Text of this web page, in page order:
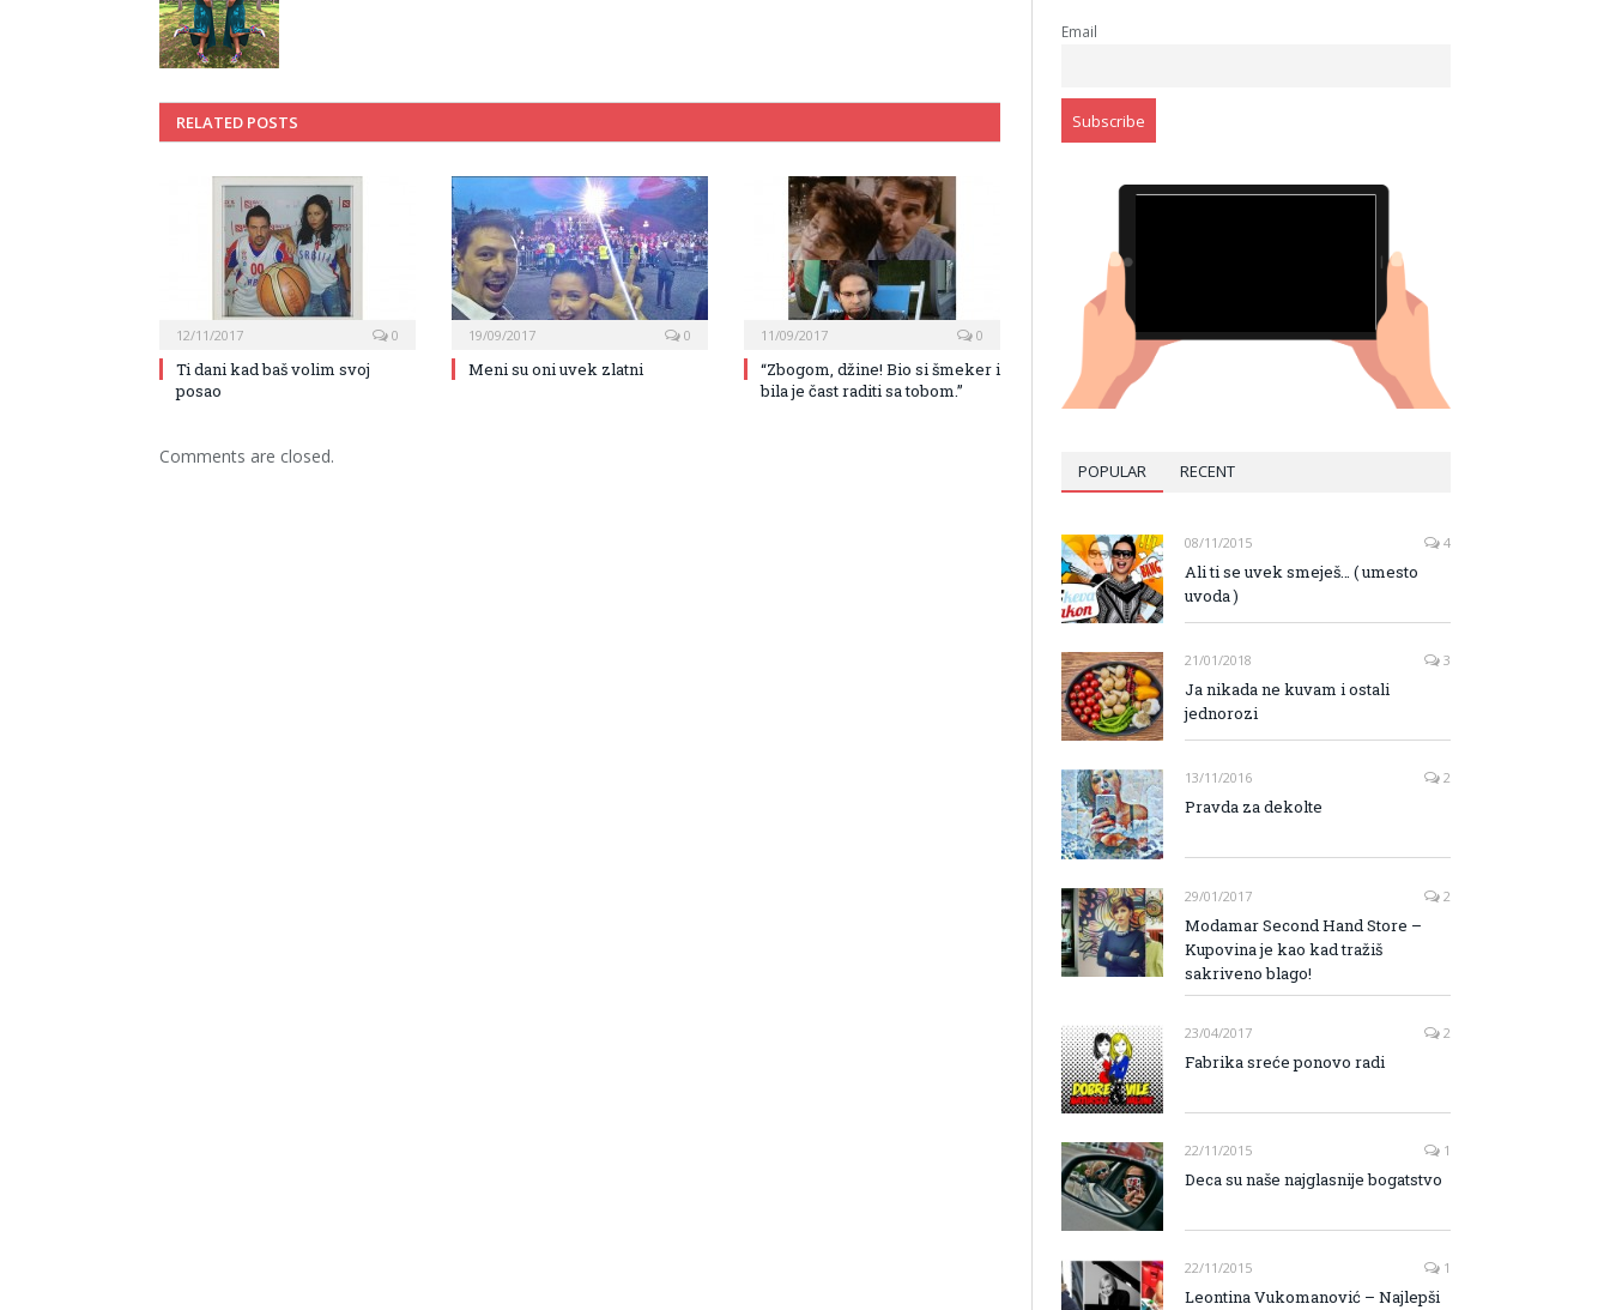
RELATED POSTS
12/11/2017 0
Ti dani kad baš volim svoj
posao
19/09/2017 0
Meni su oni uvek zlatni
11/09/2017 0
“Zbogom, džine! Bio si šmeker i
bila je čast raditi sa tobom.”
Comments are closed.
Email
POPULAR RECENT
08/11/2015 4
Ali ti se uvek smeješ… ( umesto
uvoda )
21/01/2018 3
Ja nikada ne kuvam i ostali
jednorozi
13/11/2016 2
Pravda za dekolte
29/01/2017 2
Modamar Second Hand Store –
Kupovina je kao kad tražiš
sakriveno blago!
23/04/2017 2
Fabrika sreće ponovo radi
22/11/2015 1
Deca su naše najglasnije bogatstvo
22/11/2015 1
Leontina Vukomanović – Najlepši